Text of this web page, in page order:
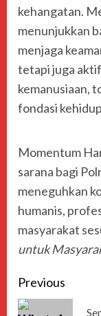
kehangatan.
menunjukkan
menjaga
tetapi juga
kemanusiaan,
fondasi
Momentum
sarana bagi
meneguhkan
humanis,
masyarakat
untuk
Previous